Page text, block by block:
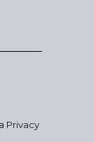
Privacy